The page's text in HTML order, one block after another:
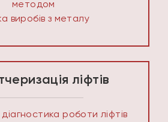
методом
виробів з металу
ліфтів
роботи ліфтів